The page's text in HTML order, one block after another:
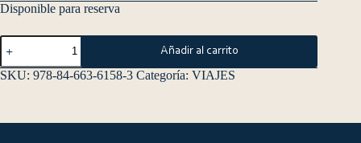
Disponible para reserva
Añadir al carrito
SKU: 978-84-663-6158-3 Categoría: VIAJES